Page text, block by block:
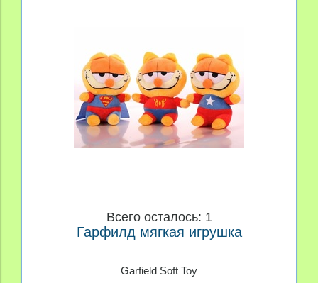
Всего осталось: 1
Гарфилд мягкая игрушка
Garfield Soft Toy